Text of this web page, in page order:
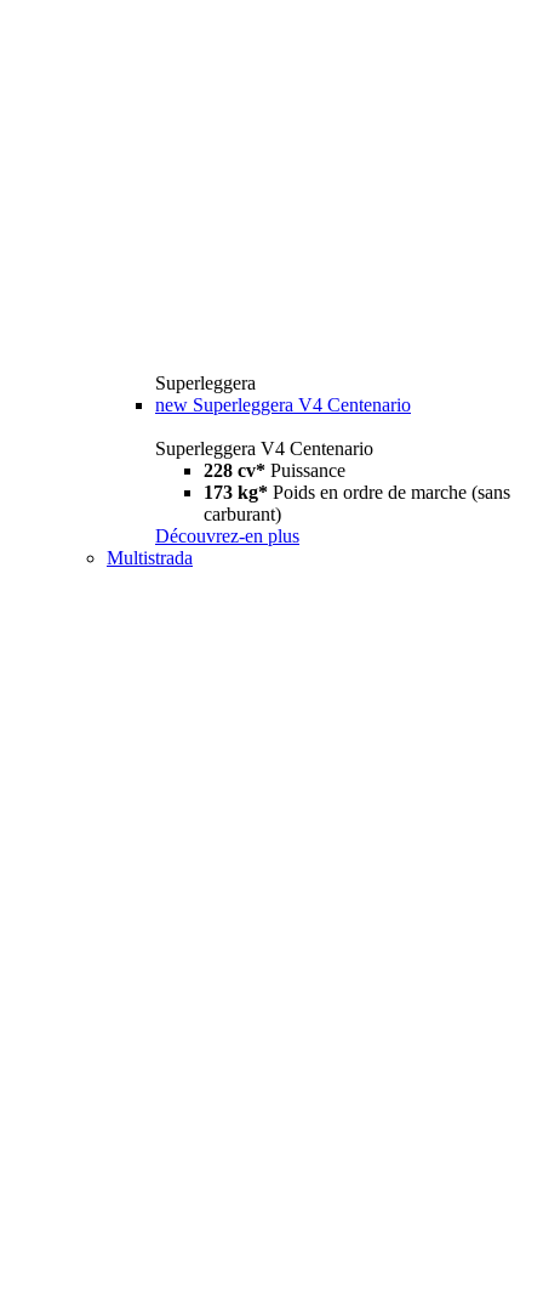
Superleggera
new Superleggera V4 Centenario
Superleggera V4 Centenario
228 cv* Puissance
173 kg* Poids en ordre de marche (sans
carburant)
Découvrez-en plus
Multistrada